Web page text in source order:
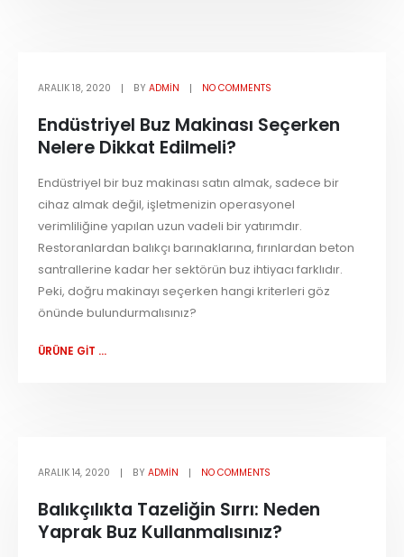
ARALIK 18, 2020 BY ADMIN NO COMMENTS
Endüstriyel Buz Makinası Seçerken
Nelere Dikkat Edilmeli?
Endüstriyel bir buz makinası satın almak, sadece bir
cihaz almak değil, işletmenizin operasyonel
verimliliğine yapılan uzun vadeli bir yatırımdır.
Restoranlardan balıkçı barınaklarına, fırınlardan beton
santrallerine kadar her sektörün buz ihtiyacı farklıdır.
Peki, doğru makinayı seçerken hangi kriterleri göz
önünde bulundurmalısınız?
ÜRÜNE GİT ...
ARALIK 14, 2020 BY ADMIN NO COMMENTS
Balıkçılıkta Tazeliğin Sırrı: Neden
Yaprak Buz Kullanmalısınız?